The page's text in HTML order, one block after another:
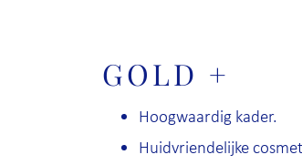
GOLD +
Hoogwaardig kader.
Huidvriendelijke